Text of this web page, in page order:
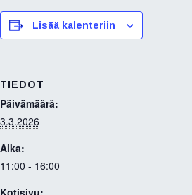
b
o
t
e
e
d
Lisää kalenteriin
TIEDOT
Päivämäärä:
3.3.2026
Aika:
11:00 - 16:00
Kotisivu: